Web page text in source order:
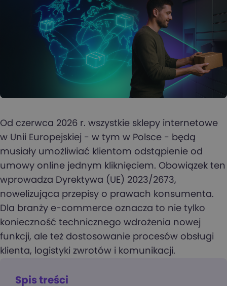
Od czerwca 2026 r. wszystkie sklepy internetowe
w Unii Europejskiej - w tym w Polsce - będą
musiały umożliwiać klientom odstąpienie od
umowy online jednym kliknięciem. Obowiązek ten
wprowadza Dyrektywa (UE) 2023/2673,
nowelizująca przepisy o prawach konsumenta.
Dla branży e-commerce oznacza to nie tylko
konieczność technicznego wdrożenia nowej
funkcji, ale też dostosowanie procesów obsługi
klienta, logistyki zwrotów i komunikacji.
Spis treści